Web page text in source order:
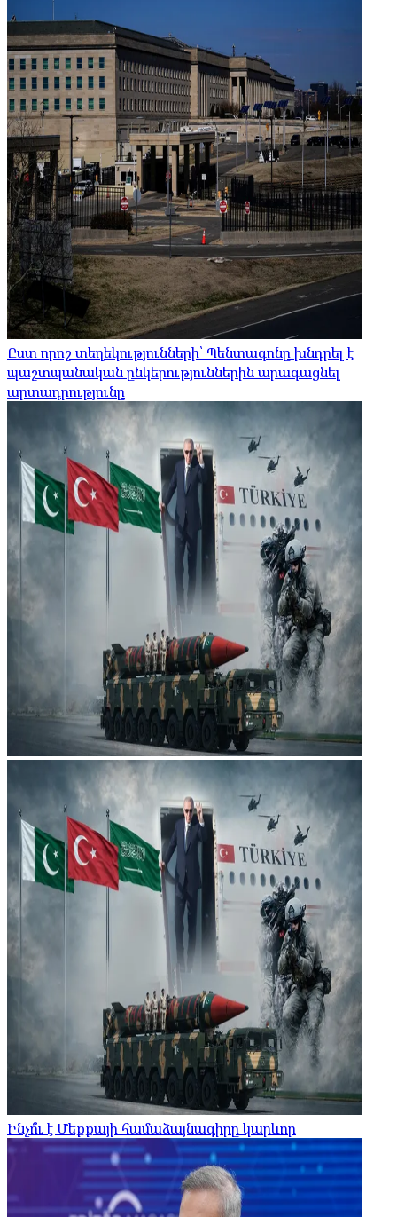
Ըստ որոշ տեղեկությունների՝ Պենտագոնը խնդրել է
պաշտպանական ընկերություններին արագացնել
արտադրությունը
Ինչո՞ւ է Մեքքայի համաձայնագիրը կարևոր